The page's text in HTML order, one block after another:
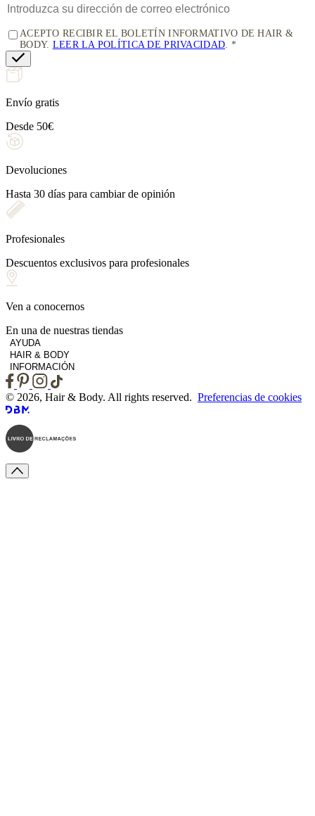
ACEPTO RECIBIR EL BOLETÍN INFORMATIVO DE HAIR &
BODY. LEER LA POLÍTICA DE PRIVACIDAD.
Envío gratis
Desde 50€
Devoluciones
Hasta 30 días para cambiar de opinión
Profesionales
Descuentos exclusivos para profesionales
Ven a conocernos
En una de nuestras tiendas
AYUDA
HAIR & BODY
INFORMACIÓN
© 2026, Hair & Body. All rights reserved. Preferencias de cookies